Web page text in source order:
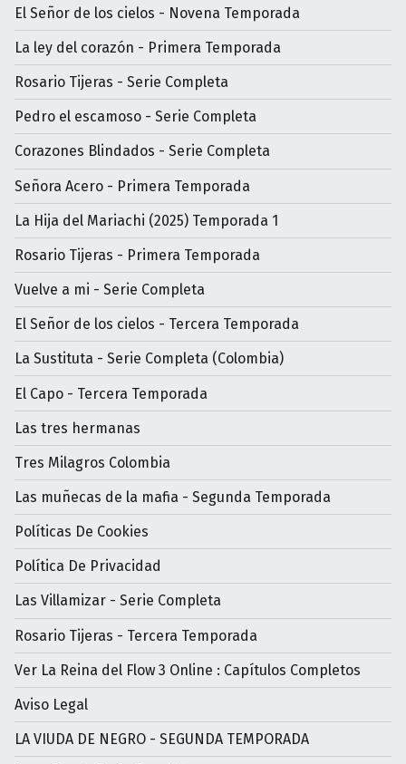
El Señor de los cielos - Novena Temporada
La ley del corazón - Primera Temporada
Rosario Tijeras - Serie Completa
Pedro el escamoso - Serie Completa
Corazones Blindados - Serie Completa
Señora Acero - Primera Temporada
La Hija del Mariachi (2025) Temporada 1
Rosario Tijeras - Primera Temporada
Vuelve a mi - Serie Completa
El Señor de los cielos - Tercera Temporada
La Sustituta - Serie Completa (Colombia)
El Capo - Tercera Temporada
Las tres hermanas
Tres Milagros Colombia
Las muñecas de la mafia - Segunda Temporada
Políticas De Cookies
Política De Privacidad
Las Villamizar - Serie Completa
Rosario Tijeras - Tercera Temporada
Ver La Reina del Flow 3 Online : Capítulos Completos
Aviso Legal
LA VIUDA DE NEGRO - SEGUNDA TEMPORADA